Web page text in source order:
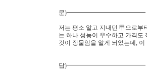
문)━━━━━━━━━━━━━
저는 평소 알고 지내던 甲으로부
는 하나 성능이 우수하고 가격도
것이 장물임을 알게 되었는데,
답)━━━━━━━━━━━━━